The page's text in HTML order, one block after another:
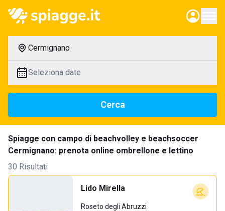
Cermignano
Seleziona date
Cerca
Spiagge con campo di beachvolley e beachsoccer
Cermignano: prenota online ombrellone e lettino
30 Risultati
Lido Mirella
Roseto degli Abruzzi